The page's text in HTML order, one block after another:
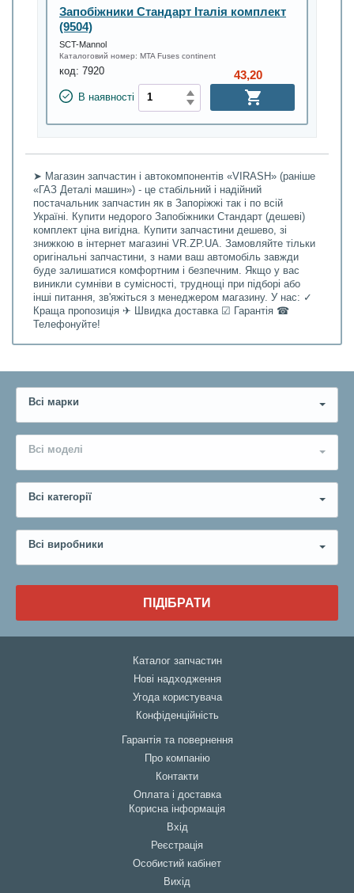
Запобіжники Стандарт Італія комплект
(9504)
SCT-Mannol
Каталоговий номер: MTA Fuses continent
код: 7920
В наявності
43,20
➤ Магазин запчастин і автокомпонентів «VIRASH» (раніше
«ГАЗ Деталі машин») - це стабільний і надійний
постачальник запчастин як в Запоріжжі так і по всій
Україні. Купити недорого Запобіжники Стандарт (дешеві)
комплект ціна вигідна. Купити запчастини дешево, зі
знижкою в інтернет магазині VR.ZP.UA. Замовляйте тільки
оригінальні запчастини, з нами ваш автомобіль завжди
буде залишатися комфортним і безпечним. Якщо у вас
виникли сумніви в сумісності, труднощі при підборі або
інші питання, зв'яжіться з менеджером магазину. У нас: ✓
Краща пропозиція ✈ Швидка доставка ☑ Гарантія ☎
Телефонуйте!
Всі марки
Всі моделі
Всі категорії
Всі виробники
ПІДІБРАТИ
Каталог запчастин
Нові надходження
Угода користувача
Конфіденційність
Гарантія та повернення
Про компанію
Контакти
Оплата і доставка
Корисна інформація
Вхід
Реєстрація
Особистий кабінет
Вихід